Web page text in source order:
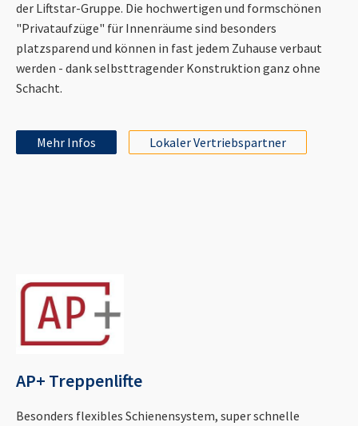
der Liftstar-Gruppe. Die hochwertigen und formschönen
"Privataufzüge" für Innenräume sind besonders
platzsparend und können in fast jedem Zuhause verbaut
werden - dank selbsttragender Konstruktion ganz ohne
Schacht.
Mehr Infos Lokaler Vertriebspartner
AP+ Treppenlifte
Besonders flexibles Schienensystem, super schnelle